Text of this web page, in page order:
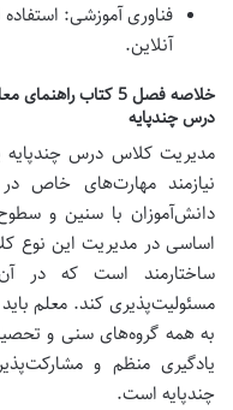
فناوری آموزشی:
آنلاین.
خلاصه فصل 5 کتاب
درس چندپایه
مدیریت کلاس درس
نیازمند مهارت‌های خاص
دانش‌آموزان با سنین و
اساسی در مدیریت این نوع
ساختارمند است که در
مسئولیت‌پذیری کند. معلم
به همه گروه‌های سنی و
یادگیری منظم و
چندپایه است.